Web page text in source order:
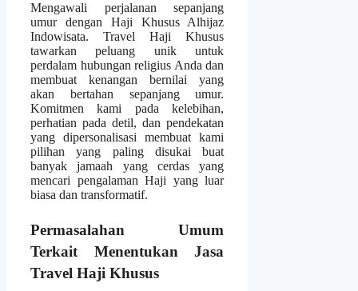
Mengawali perjalanan sepanjang
umur dengan Haji Khusus Alhijaz
Indowisata. Travel Haji Khusus
tawarkan peluang unik untuk
perdalam hubungan religius Anda dan
membuat kenangan bernilai yang
akan bertahan sepanjang umur.
Komitmen kami pada kelebihan,
perhatian pada detil, dan pendekatan
yang dipersonalisasi membuat kami
pilihan yang paling disukai buat
banyak jamaah yang cerdas yang
mencari pengalaman Haji yang luar
biasa dan transformatif.
Permasalahan Umum
Terkait Menentukan Jasa
Travel Haji Khusus